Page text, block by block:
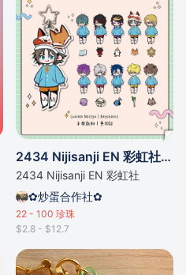
2434 Nijisanji EN 彩虹社 Luxiem Noctyx 子母匙扣 掛件
2434 Nijisanji EN 彩虹社
✿炒蛋合作社✿
22 - 100 珍珠
$2.8 - $12.7